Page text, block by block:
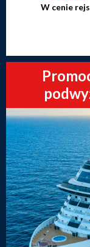
W cenie